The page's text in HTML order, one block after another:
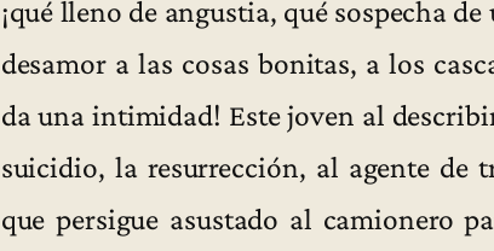
¡qué lleno de angustia, qué sospecha
desamor a las cosas bonitas, a los
da una intimidad! Este joven al
suicidio, la resurrección, al agente de
que persigue asustado al camionero